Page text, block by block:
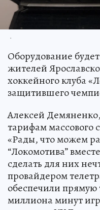
.
Оборудование
жителей
хоккейного клуба
защитившего
Алексей
тарифам массового
«Рады, что можем
“Локомотива”
сделать для них
провайдером
обеспечили
миллиона минут